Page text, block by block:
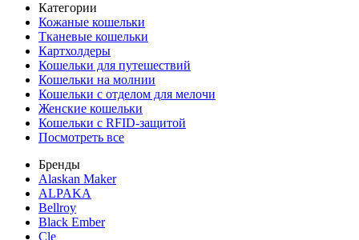
Категории
Кожаные кошельки
Тканевые кошельки
Картхолдеры
Кошельки для путешествий
Кошельки на молнии
Кошельки с отделом для мелочи
Женские кошельки
Кошельки с RFID-защитой
Посмотреть все
Бренды
Alaskan Maker
ALPAKA
Bellroy
Black Ember
Cle